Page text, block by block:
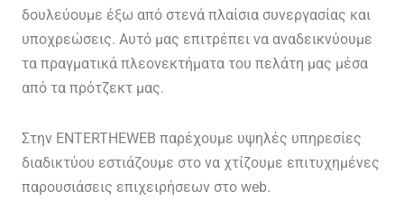
δουλεύουμε έξω από στενά πλαίσια συνεργασίας και
υποχρεώσεις. Αυτό μας επιτρέπει να αναδεικνύουμε
τα πραγματικά πλεονεκτήματα του πελάτη μας μέσα
από τα πρότζεκτ μας.
Στην ENTERTHEWEB παρέχουμε υψηλές υπηρεσίες
διαδικτύου εστιάζουμε στο να χτίζουμε επιτυχημένες
παρουσιάσεις επιχειρήσεων στο web.